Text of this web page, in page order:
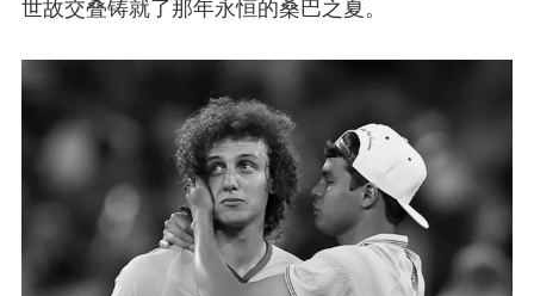
世故交叠铸就了那年永恒的桑巴之夏。